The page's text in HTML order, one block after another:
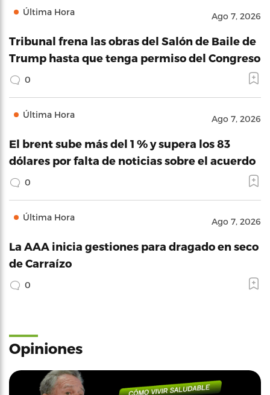
Última Hora Ago 7, 2026
Tribunal frena las obras del Salón de Baile de
Trump hasta que tenga permiso del Congreso
0
Última Hora Ago 7, 2026
El brent sube más del 1 % y supera los 83
dólares por falta de noticias sobre el acuerdo
0
Última Hora Ago 7, 2026
La AAA inicia gestiones para dragado en seco
de Carraízo
0
Opiniones